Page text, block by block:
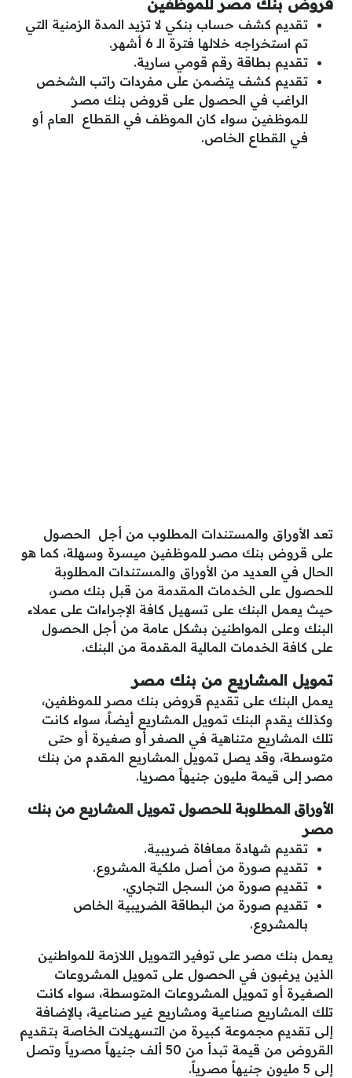
قروض بنك مصر للموظفين
تقديم كشف حساب بنكي لا تزيد المدة الزمنية التي
تم استخراجه خلالها فترة الـ 6 أشهر.
تقديم بطاقة رقم قومي سارية.
تقديم كشف يتضمن على مفردات راتب الشخص
الراغب في الحصول على قروض بنك مصر
للموظفين سواء كان الموظف في القطاع العام أو
في القطاع الخاص.
تعد الأوراق والمستندات المطلوب من أجل الحصول
على قروض بنك مصر للموظفين ميسرة وسهلة، كما هو
الحال في العديد من الأوراق والمستندات المطلوبة
للحصول على الخدمات المقدمة من قبل بنك مصر،
حيث يعمل البنك على تسهيل كافة الإجراءات على عملاء
البنك وعلى المواطنين بشكل عامة من أجل الحصول
على كافة الخدمات المالية المقدمة من البنك.
تمويل المشاريع من بنك مصر
يعمل البنك على تقديم قروض بنك مصر للموظفين،
وكذلك يقدم البنك تمويل المشاريع أيضاً، سواء كانت
تلك المشاريع متناهية في الصغر أو صغيرة أو حتى
متوسطة، وقد يصل تمويل المشاريع المقدم من بنك
مصر إلى قيمة مليون جنيهاً مصريا.
الأوراق المطلوبة للحصول تمويل المشاريع من بنك
مصر
تقديم شهادة معافاة ضريبية.
تقديم صورة من أصل ملكية المشروع.
تقديم صورة من السجل التجاري.
تقديم صورة من البطاقة الضريبية الخاص
بالمشروع.
يعمل بنك مصر على توفير التمويل اللازمة للمواطنين
الذين يرغبون في الحصول على تمويل المشروعات
الصغيرة أو تمويل المشروعات المتوسطة، سواء كانت
تلك المشاريع صناعية ومشاريع غير صناعية، بالإضافة
إلى تقديم مجموعة كبيرة من التسهيلات الخاصة بتقديم
القروض من قيمة تبدأ من 50 ألف جنيهاً مصرياً وتصل
إلى 5 مليون جنيهاً مصرياً.